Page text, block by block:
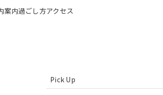
案内過ごし方アクセス
Pick Up